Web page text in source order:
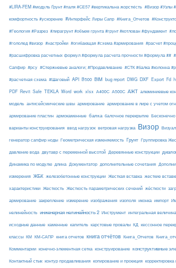
#LIRA-FEM #модуль Ґрунт #паля #СЕ57 #вертикальна жорсткість #Визор #Узлы
комфортность #ускорение #Интерфейс Лиры Сапр #Книга_Отчетов
#Геология #Разрез #лирагрунт #объем грунта #грунт #котлован #фундамент
#гололед #визор #настройки #огибающая #схема #армирования #расчет
#расшифровка расчетных формул #формула расчета прочности #формула ##
Сапфир #рсу #Стержневые аналоги; #Продавливание #СТК #балка #колонна
#расчетная схема #Шаговый API B500 BIM bug report DWG DXF Export Fd
PDF Revit Safe TEKLA Word work xlsx А400С А500С АЖТ алюминиевые
модель антисейсмические швы армирование армирование в лире с учетом
армирование пластин армокаменные балка балочное перекрытие
варианты конструирования ввод нагрузок ветровая нагрузка Визор
генератор сапфир ноды Геометрическая изменяемость Грунт Группировка
давление вода двутавр с переменной высотой Деревянные конструкции
Динамика по модулю длина Документатор дополнительные сочетания
измерения ЖБК железобетонные конструкции Жесткая вставка жесткие
характеристики Жесткость Жесткость параметрических сечений жёсткости
армирование закрепление измерение изображения изополя иконка импорт
нелинейность инженерная нелинейность 2 Инструмент интегральная
исходные данные каменные капитель карстовые провалы КД кессонное
классы КМ КМ-САПР книга отчетов книга отчётов Книга_Отчетов
Комментарии конечно-элементная сетка конструирование конструктивные
Контактный стык контур продавливания копирование и проекция корректировка